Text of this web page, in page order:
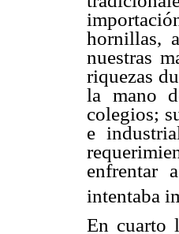
hornillas,
nuestras
riquezas
la mano
colegios;
e
enfrentar
intentaba
En cuarto